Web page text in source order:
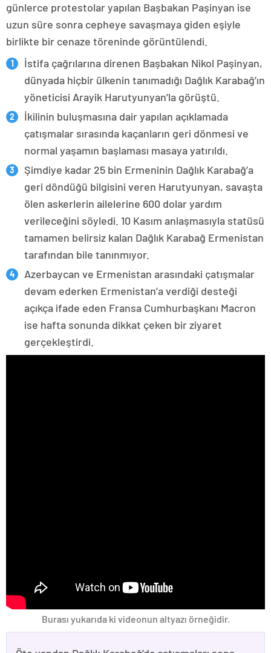
günlerce protestolar yapılan Başbakan Paşinyan ise
uzun süre sonra cepheye savaşmaya giden eşiyle
birlikte bir cenaze töreninde görüntülendi.
İstifa çağrılarına direnen Başbakan Nikol Paşinyan,
dünyada hiçbir ülkenin tanımadığı Dağlık Karabağ’ın
yöneticisi Arayik Harutyunyan’la görüştü.
İkilinin buluşmasına dair yapılan açıklamada
çatışmalar sırasında kaçanların geri dönmesi ve
normal yaşamın başlaması masaya yatırıldı.
Şimdiye kadar 25 bin Ermeninin Dağlık Karabağ’a
geri döndüğü bilgisini veren Harutyunyan, savaşta
ölen askerlerin ailelerine 600 dolar yardım
verileceğini söyledi. 10 Kasım anlaşmasıyla statüsü
tamamen belirsiz kalan Dağlık Karabağ Ermenistan
tarafından bile tanınmıyor.
Azerbaycan ve Ermenistan arasındaki çatışmalar
devam ederken Ermenistan’a verdiği desteği
açıkça ifade eden Fransa Cumhurbaşkanı Macron
ise hafta sonunda dikkat çeken bir ziyaret
gerçekleştirdi.
Burası yukarıda ki videonun altyazı örneğidir.